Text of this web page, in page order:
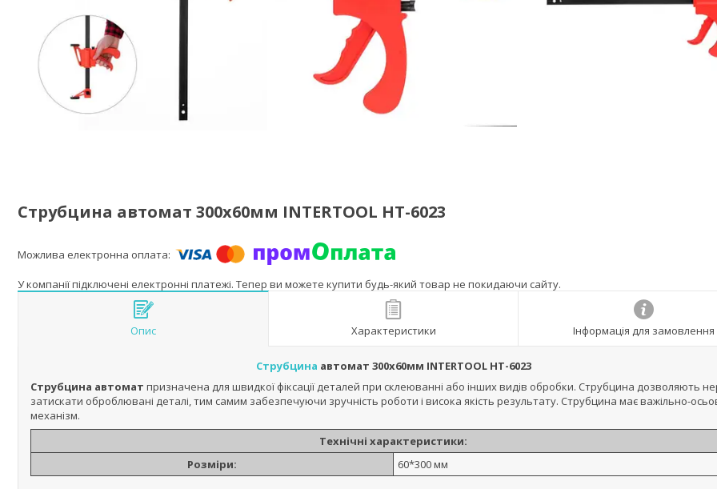
Струбцина автомат 300х60мм INTERTOOL HT-6023
У компанії підключені електронні платежі. Тепер ви можете купити будь-який товар не покидаючи сайту.
Опис Характеристики Інформація для замовлення
Струбцина автомат 300х60мм INTERTOOL HT-6023
Струбцина автомат призначена для швидкої фіксації деталей при склеюванні або інших видів обробки. Струбцина дозволяють
затискати оброблювані деталі, тим самим забезпечуючи зручність роботи і висока якість результату. Струбцина має важільно-
механізм.
Технічні характеристики:
Розміри:
60*300 мм